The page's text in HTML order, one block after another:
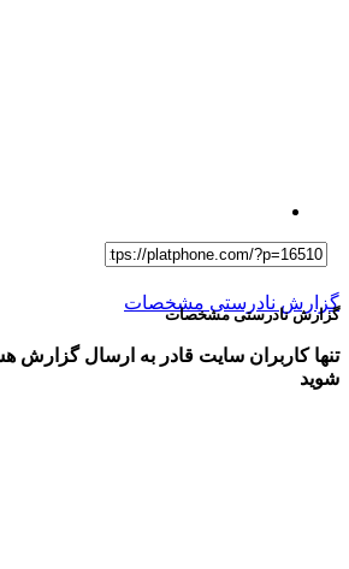
گزارش نادرستی مشخصات
گزارش نادرستی مشخصات
تنها کاربران سایت قادر به ارسال گزارش
شوید